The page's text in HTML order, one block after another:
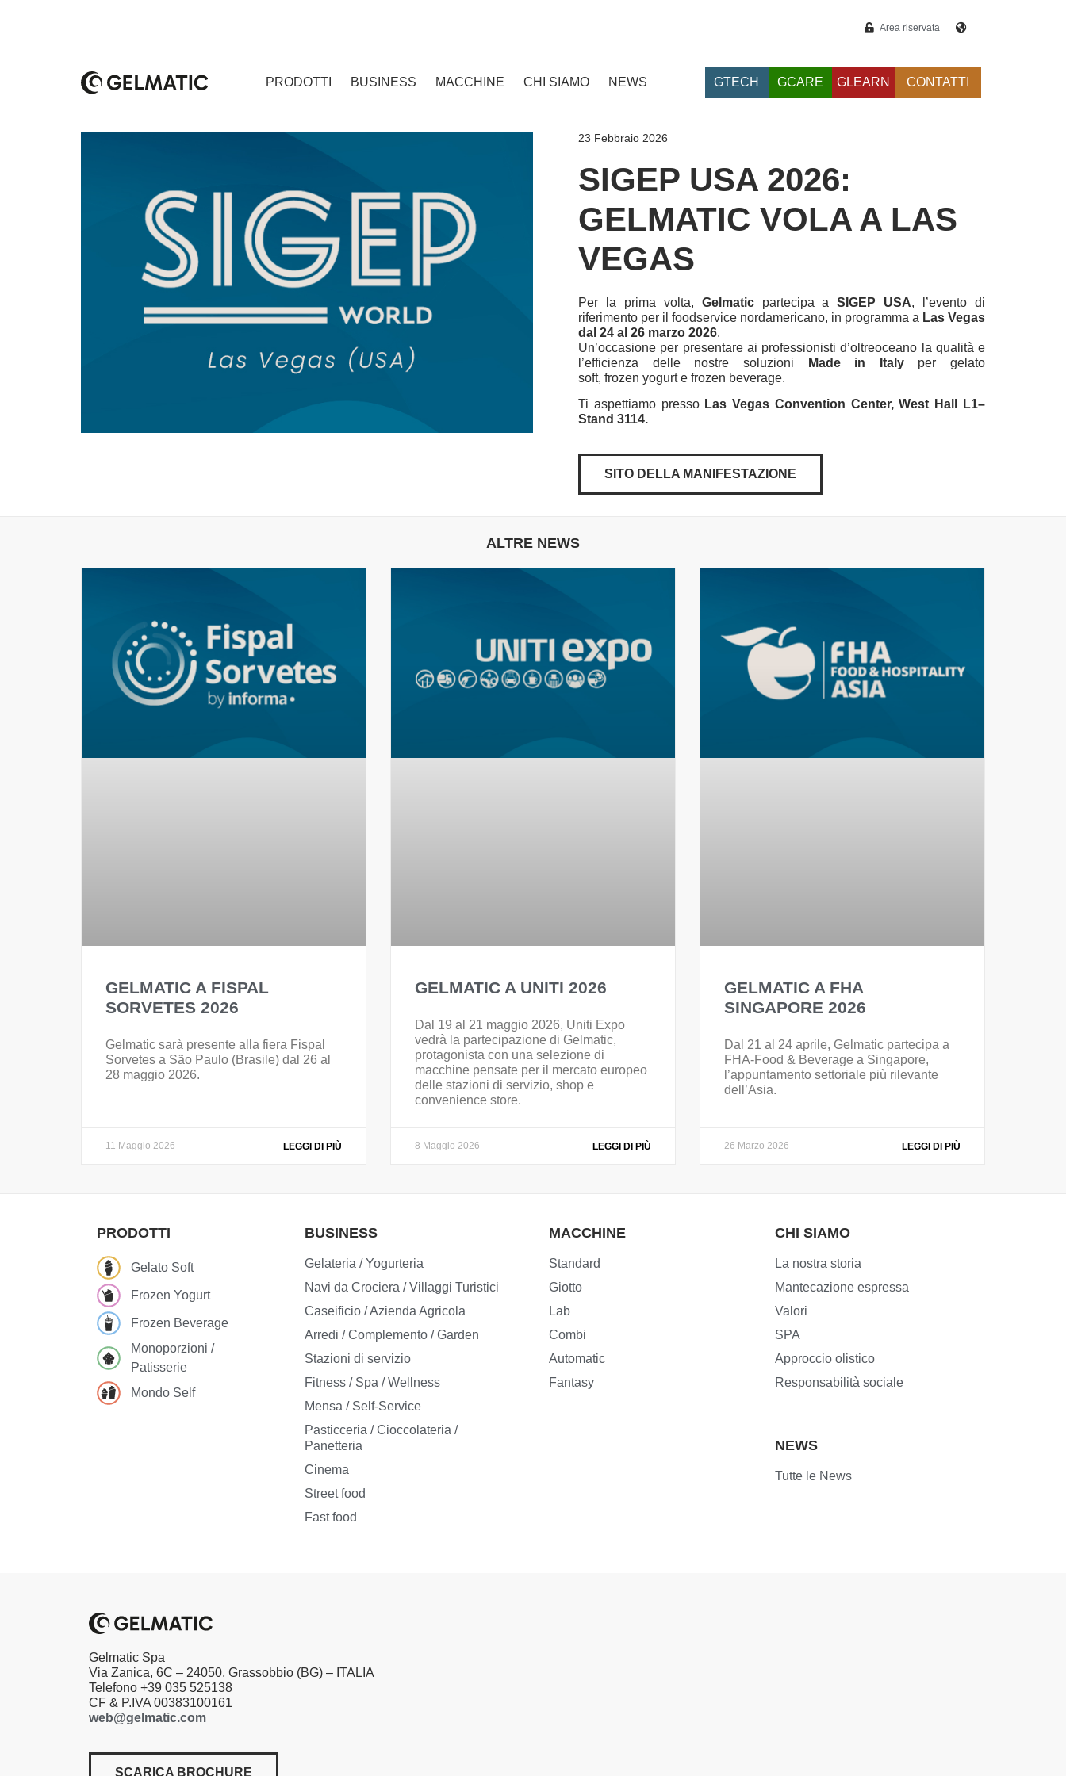
Area riservata
PRODOTTI BUSINESS MACCHINE CHI SIAMO NEWS GTECH GCARE GLEARN CONTATTI
23 Febbraio 2026
SIGEP USA 2026:
GELMATIC VOLA A LAS
VEGAS
Per la prima volta, Gelmatic partecipa aSIGEP USA, l’evento di
riferimento per il foodservice nordamericano, in programma a Las Vegas
dal 24 al 26 marzo 2026.
Un’occasione per presentare ai professionisti d’oltreoceano la qualità e
l’efficienza delle nostre soluzioni
Made in Italyper gelato
soft, frozen yogurt e frozen beverage.
Ti aspettiamo presso Las Vegas Convention Center, West Hall L1–
Stand 3114.
SITO DELLA MANIFESTAZIONE
ALTRE NEWS
GELMATIC A FISPAL
SORVETES 2026
Gelmatic sarà presente alla fiera Fispal
Sorvetes a São Paulo (Brasile) dal 26 al
28 maggio 2026.
LEGGI DI PIÙ
11 Maggio 2026
GELMATIC A UNITI 2026
Dal 19 al 21 maggio 2026, Uniti Expo
vedrà la partecipazione di Gelmatic,
protagonista con una selezione di
macchine pensate per il mercato europeo
delle stazioni di servizio, shop e
convenience store.
LEGGI DI PIÙ
8 Maggio 2026
GELMATIC A FHA
SINGAPORE 2026
Dal 21 al 24 aprile, Gelmatic partecipa a
FHA-Food & Beverage a Singapore,
l’appuntamento settoriale più rilevante
dell’Asia.
LEGGI DI PIÙ
26 Marzo 2026
PRODOTTI
Gelato Soft
Frozen Yogurt
Frozen Beverage
Monoporzioni /
Patisserie
Mondo Self
BUSINESS
Gelateria / Yogurteria
Navi da Crociera / Villaggi Turistici
Caseificio / Azienda Agricola
Arredi / Complemento / Garden
Stazioni di servizio
Fitness / Spa / Wellness
Mensa / Self-Service
Pasticceria / Cioccolateria /
Panetteria
Cinema
Street food
Fast food
MACCHINE
Standard
Giotto
Lab
Combi
Automatic
Fantasy
CHI SIAMO
La nostra storia
Mantecazione espressa
Valori
SPA
Approccio olistico
Responsabilità sociale
NEWS
Tutte le News
Gelmatic Spa
Via Zanica, 6C – 24050, Grassobbio (BG) – ITALIA
Telefono +39 035 525138
CF & P.IVA 00383100161
web@gelmatic.com
SCARICA BROCHURE